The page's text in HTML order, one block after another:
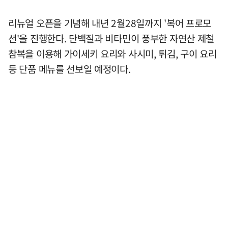
리뉴얼 오픈을 기념해 내년 2월28일까지 '복어 프로모
션'을 진행한다. 단백질과 비타민이 풍부한 자연산 제철
참복을 이용해 가이세키 요리와 사시미, 튀김, 구이 요리
등 단품 메뉴를 선보일 예정이다.